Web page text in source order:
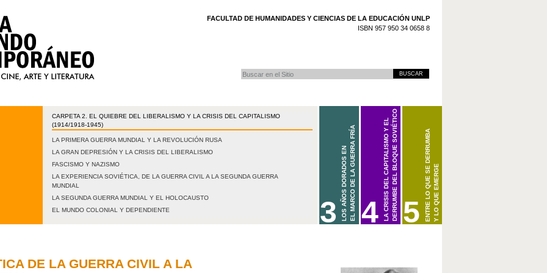
FACULTAD DE HUMANIDADES Y CIENCIAS DE LA EDUCACIÓN UNLP
ISBN 957 950 34 0658 8
buscar
CONTENIDOS
GLOBAL
CARPETA 2. EL QUIEBRE DEL LIBERALISMO Y LA CRISIS DEL CAPITALISMO
(1914/1918-1945)
LA PRIMERA GUERRA MUNDIAL Y LA REVOLUCIÓN RUSA
LA GRAN DEPRESIÓN Y LA CRISIS DEL LIBERALISMO
FASCISMO Y NAZISMO
LA EXPERIENCIA SOVIÉTICA, DE LA GUERRA CIVIL A LA SEGUNDA GUERRA
MUNDIAL
LA SEGUNDA GUERRA MUNDIAL Y EL HOLOCAUSTO
EL MUNDO COLONIAL Y DEPENDIENTE
3LOS AÑOS DORADOS ENEL MARCO DE LA GUERRA FRÍA4LA CRISIS DEL CAPITALISMO Y ELDERRUMBE DEL BLOQUE SOVIÉTICO(1973/1979-2001)
EL DERRUMBE DEL BLOQUE SOVIÉTICO
5ENTRE LO QUE SE DERRUMBAY LO QUE EMERGE
DE LA GUERRA CIVIL A LA